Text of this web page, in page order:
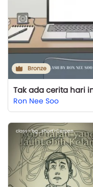
Bronze
Tak ada cerita hari
Ron Nee Soo
class='bg_short'>Cerpen